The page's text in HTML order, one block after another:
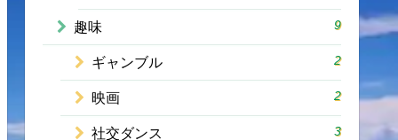
趣味 9
ギャンブル 2
映画 2
社交ダンス 3